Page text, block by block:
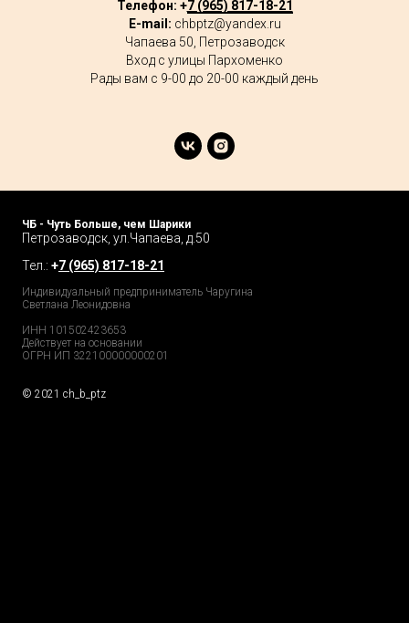
Телефон: +7 (965) 817-18-21
E-mail: chbptz@yandex.ru
Чапаева 50, Петрозаводск
Вход с улицы Пархоменко
Рады вам с 9-00 до 20-00 каждый день
ЧБ - Чуть Больше, чем Шарики
Петрозаводск, ул.Чапаева, д.50
Тел.: +7 (965) 817-18-21
Индивидуальный предприниматель Чаругина
Светлана Леонидовна
ИНН 101502423653
Действует на основании
ОГРН ИП 322100000000201
© 2021 ch_b_ptz